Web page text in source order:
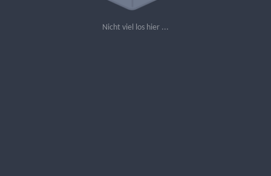
Nicht viel los hier ...